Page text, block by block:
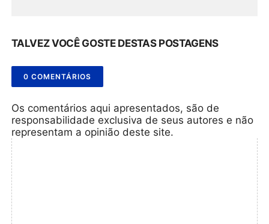
TALVEZ VOCÊ GOSTE DESTAS POSTAGENS
0 COMENTÁRIOS
Os comentários aqui apresentados, são de
responsabilidade exclusiva de seus autores e não
representam a opinião deste site.